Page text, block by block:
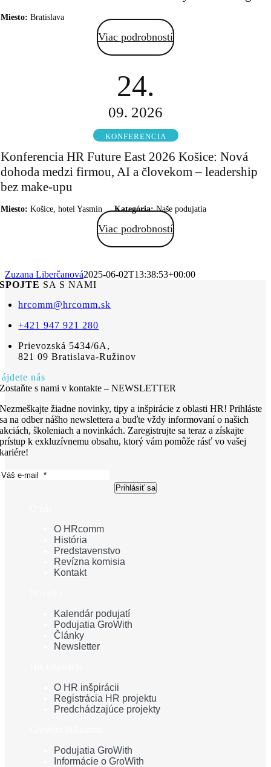
Miesto: Bratislava
Viac podrobností
24.
09. 2026
KONFERENCIA
Konferencia HR Future East 2026 Košice: Nová
dohoda medzi firmou, AI a človekom – leadership
bez make-upu
Miesto: Košice, hotel Yasmin Kategória:Naše podujatia
Viac podrobností
Zuzana Liberčanová2025-06-02T13:38:53+00:00
SPOJTE SA S NAMI
hrcomm@hrcomm.sk
+421 947 921 280
Prievozská 5434/6A,
821 09 Bratislava-Ružinov
nás
Zostaňte s nami v kontakte – NEWSLETTER
Nezmeškajte žiadne novinky, tipy a inšpirácie z oblasti HR! Prihláste
sa na odber nášho newslettera a buďte vždy informovaní o našich
akciách, školeniach a novinkách. Zaregistrujte sa teraz a získajte
prístup k exkluzívnemu obsahu, ktorý vám pomôže rásť vo vašej
kariére!
Prihlásiť sa
O HRcomm
História
Predstavenstvo
Revízna komisia
Kontakt
Kalendár podujatí
Podujatia GroWith
Články
Newsletter
O HR inšpirácii
Registrácia HR projektu
Predchádzajúce projekty
Podujatia GroWith
Informácie o GroWith